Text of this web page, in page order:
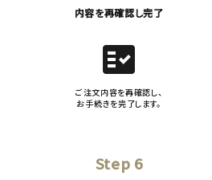
内容を再確認し完了
fact_check
ご注文内容を再確認し、
お手続きを完了します。
Step 6